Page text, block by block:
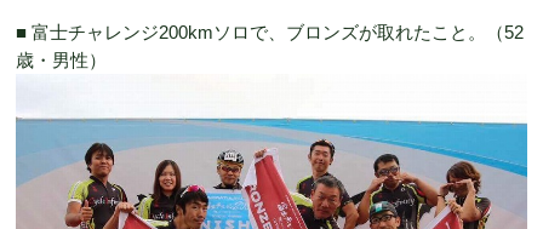
■ 富士チャレンジ200kmソロで、ブロンズが取れたこと。（52
歳・男性）